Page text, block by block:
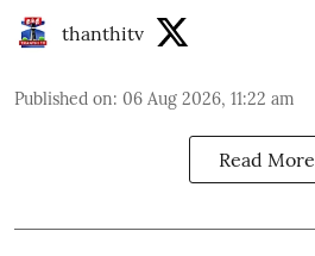
thanthitv
Published on: 06 Aug 2026, 11:22 am
Read More